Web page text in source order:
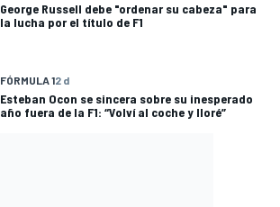
George Russell debe "ordenar su cabeza" para
la lucha por el título de F1
FÓRMULA 12 d
Esteban Ocon se sincera sobre su inesperado
año fuera de la F1: “Volví al coche y lloré”